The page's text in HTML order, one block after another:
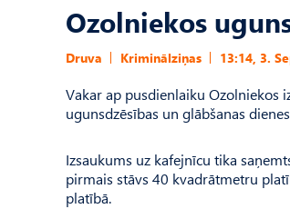
Ozolniekos
Druva Kriminālziņas 13:14, 3.
Vakar ap pusdienlaiku Ozolniekos
ugunsdzēsības un glābšanas
Izsaukums uz kafejnīcu tika
pirmais stāvs 40 kvadrātmetru
platībā.